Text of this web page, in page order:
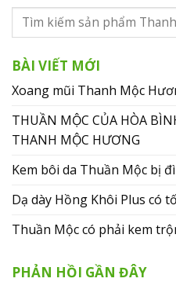
BÀI VIẾT MỚI
Xoang mũi Thanh Mộc
THUẦN MỘC CỦA HÒA
THANH MỘC HƯƠNG
Kem bôi da Thuần Mộc bị
Dạ dày Hồng Khôi Plus có
Thuần Mộc có phải kem
PHẢN HỒI GẦN ĐÂY